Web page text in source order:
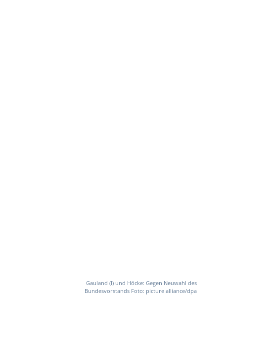
Gauland (l) und Höcke: Gegen Neuwahl des
Bundesvorstands Foto: picture alliance/dpa